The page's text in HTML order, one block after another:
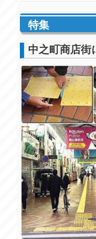
特集
中之町商店街